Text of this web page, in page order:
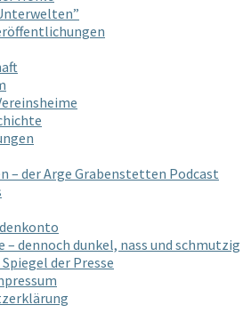
– der Arge Grabenstetten Podcast
– dennoch dunkel, nass und schmutzig
der Presse